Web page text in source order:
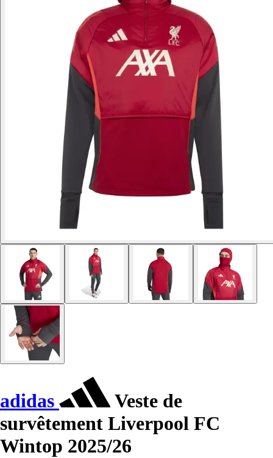
adidas
Veste de
survêtement Liverpool FC
Wintop 2025/26